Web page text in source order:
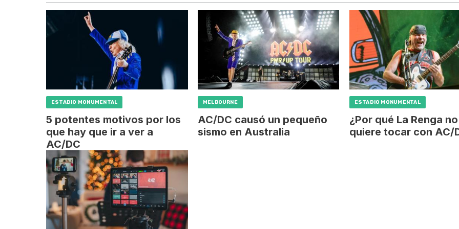
ESTADIO MONUMENTAL
5 potentes motivos por los
que hay que ir a ver a
AC/DC
MELBOURNE
AC/DC causó un pequeño
sismo en Australia
ESTADIO MONUMENTAL
¿Por qué La Renga no
quiere tocar con AC/